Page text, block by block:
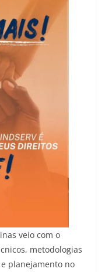
veio com o
metodologias
planejamento no